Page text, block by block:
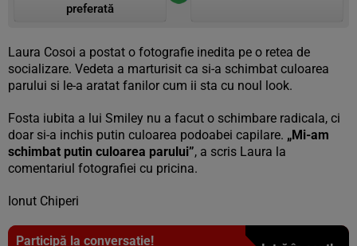
preferată
Laura Cosoi a postat o fotografie inedita pe o retea de
socializare. Vedeta a marturisit ca si-a schimbat culoarea
parului si le-a aratat fanilor cum ii sta cu noul look.
Fosta iubita a lui Smiley nu a facut o schimbare radicala, ci
doar si-a inchis putin culoarea podoabei capilare. „Mi-am
schimbat putin culoarea parului”, a scris Laura la
comentariul fotografiei cu pricina.
Ionut Chiperi
Participă la conversație!